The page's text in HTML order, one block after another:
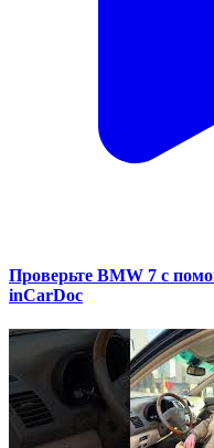
Проверьте BMW 7 с
inCarDoc